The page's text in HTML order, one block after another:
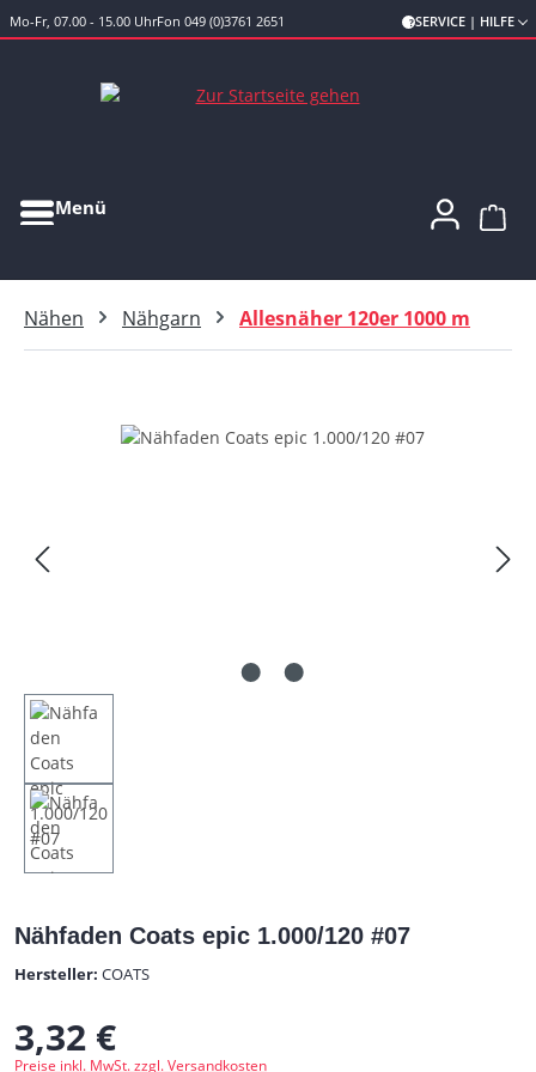
Zum Hauptinhalt springen
Mo-Fr, 07.00 - 15.00 UhrFon 049 (0)3761 2651 SERVICE | HILFE
Menü
Nähen Nähgarn Allesnäher 120er 1000 m
Bildergalerie überspringen
Nähfaden Coats epic 1.000/120 #07
Hersteller: COATS
Regulärer Preis:
3,32 €
Preise inkl. MwSt. zzgl. Versandkosten